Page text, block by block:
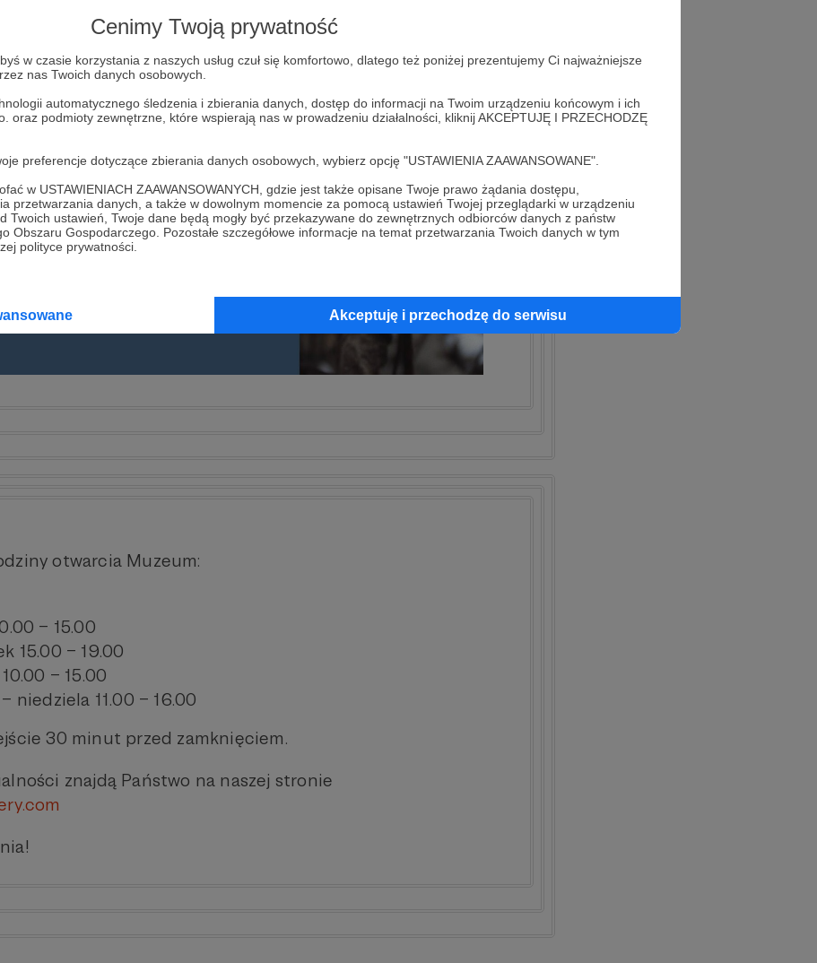
Cenimy Twoją prywatność
w czasie korzystania z naszych usług czuł się komfortowo, dlatego też poniżej prezentujemy Ci najważniejsze
nas Twoich danych osobowych.
automatycznego śledzenia i zbierania danych, dostęp do informacji na Twoim urządzeniu końcowym i ich
oraz podmioty zewnętrzne, które wspierają nas w prowadzeniu działalności, kliknij AKCEPTUJĘ I PRZECHODZĘ
preferencje dotyczące zbierania danych osobowych, wybierz opcję "USTAWIENIA ZAAWANSOWANE".
w USTAWIENIACH ZAAWANSOWANYCH, gdzie jest także opisane Twoje prawo żądania dostępu,
przetwarzania danych, a także w dowolnym momencie za pomocą ustawień Twojej przeglądarki w urządzeniu
Twoich ustawień, Twoje dane będą mogły być przekazywane do zewnętrznych odbiorców danych z państw
Obszaru Gospodarczego. Pozostałe szczegółowe informacje na temat przetwarzania Twoich danych w tym
polityce prywatności.
Akceptuję i przechodzę do serwisu
otwarcia Muzeum:
– 15.00
15.00 – 19.00
– 15.00
niedziela 11.00 – 16.00
30 minut przed zamknięciem.
znajdą Państwo na naszej stronie